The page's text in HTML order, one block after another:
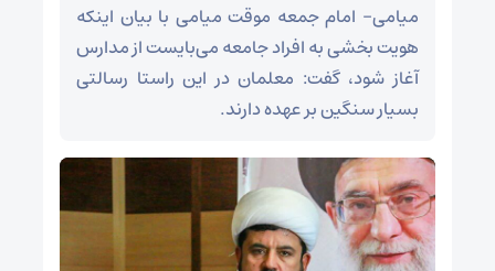
میامی- امام جمعه موقت میامی با بیان اینکه
هویت بخشی به افراد جامعه می‌بایست از مدارس
آغاز شود، گفت: معلمان در این راستا رسالتی
بسیار سنگین بر عهده دارند.